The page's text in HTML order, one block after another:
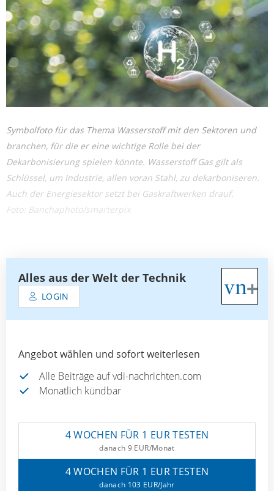
Symbolfoto für das Thema Wasserstoff mit den Sektoren und
branchen, für die er eine wichtige Rolle bei der
Dekarbonisierung spielen könnte. Wasserstoff Gas gilt als
Schlüssel, um Industrie, allen voran Stahl, zu dekarboniseren.
Auch der Energiesektor setzt bei Gaskraftwerken drauf.
Foto: Banchaphoto/smarterpix
Alles aus der Welt der Technik
LOGIN
Angebot wählen und sofort weiterlesen
Alle Beiträge auf vdi-nachrichten.com
Monatlich kündbar
4 WOCHEN FÜR 1 EUR TESTEN
danach 9 EUR/Monat
4 WOCHEN FÜR 1 EUR TESTEN
danach 103 EUR/Jahr